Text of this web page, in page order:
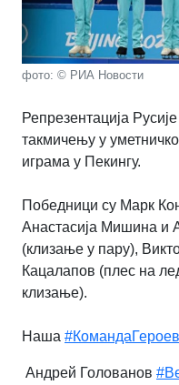
фото: © РИА Новости
Репрезентација
такмичењу у
играма у Пекингу.
Победници су Марк
Анастасија Мишина и
(клизање у пару),
Кацалапов (плес на
клизање).
Наша #КомандаГероев
Андрей Голованов